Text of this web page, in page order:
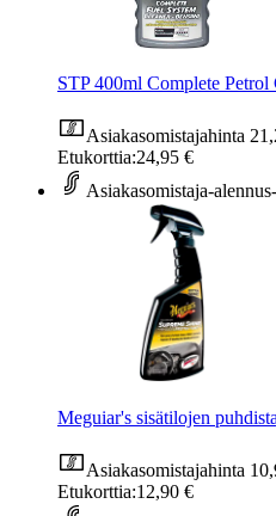
STP 400ml Complete
Asiakasomistajahinta
Etukorttia:24,95 €
Asiakasomistaja-alennus
Meguiar's sisätilojen
Asiakasomistajahinta
Etukorttia:12,90 €